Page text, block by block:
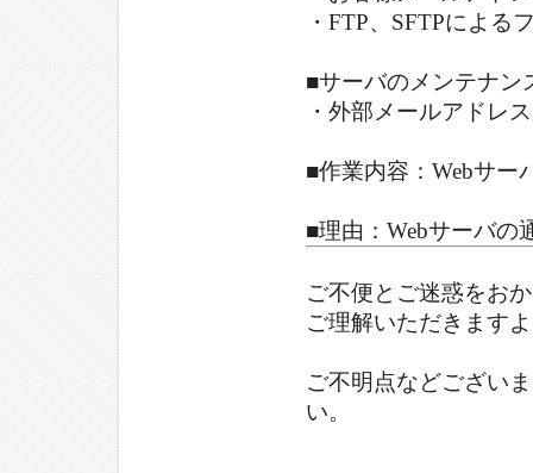
・FTP、SFTPによる
■サーバのメンテナン
・外部メールアドレ
■作業内容：Webサー
■理由：Webサーバの
ご不便とご迷惑をお
ご理解いただきます
ご不明点などござい
い。